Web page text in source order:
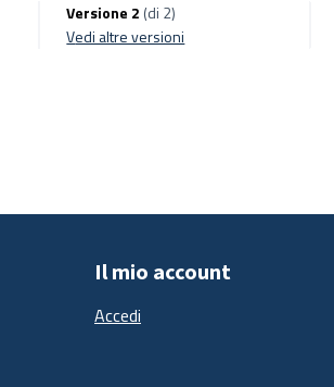
Versione 2 (di 2)
vedi altre versioni
Il mio account
Accedi